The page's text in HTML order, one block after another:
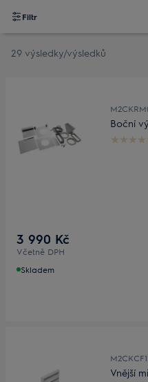
Filtr
29 výsledky/výsledků
Boční
3 990 Kč
Včetně DPH
Skladem
Vnější